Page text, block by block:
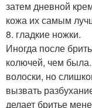
затем дневной
кожа их самым
8. гладкие ножки.
Иногда после
колючей, чем
волоски, но
вызвать
делает бритье